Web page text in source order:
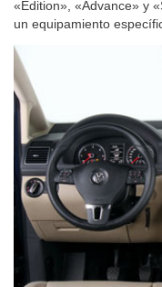
«Edition», «Advance» y
un equipamiento